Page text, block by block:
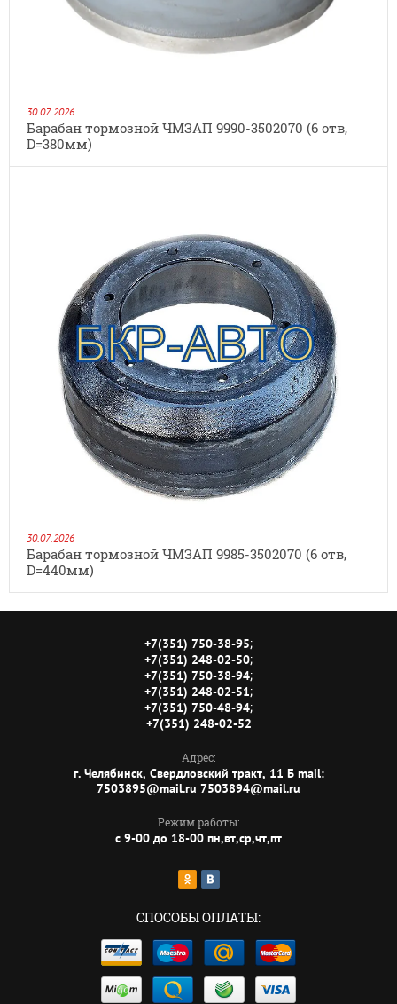
30.07.2026
Барабан тормозной ЧМЗАП 9990-3502070 (6 отв,
D=380мм)
30.07.2026
Барабан тормозной ЧМЗАП 9985-3502070 (6 отв,
D=440мм)
+7(351) 750-38-95;
+7(351) 248-02-50;
+7(351) 750-38-94;
+7(351) 248-02-51;
+7(351) 750-48-94;
+7(351) 248-02-52
Адрес:
г. Челябинск, Свердловский тракт, 11 Б mail:
7503895@mail.ru 7503894@mail.ru
Режим работы:
с 9-00 до 18-00 пн,вт,ср,чт,пт
СПОСОБЫ ОПЛАТЫ: